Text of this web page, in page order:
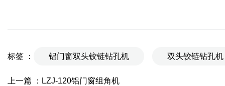
标签 ： 铝门窗双头铰链钻孔机 双头铰链钻孔机
上一篇 ： LZJ-120铝门窗组角机